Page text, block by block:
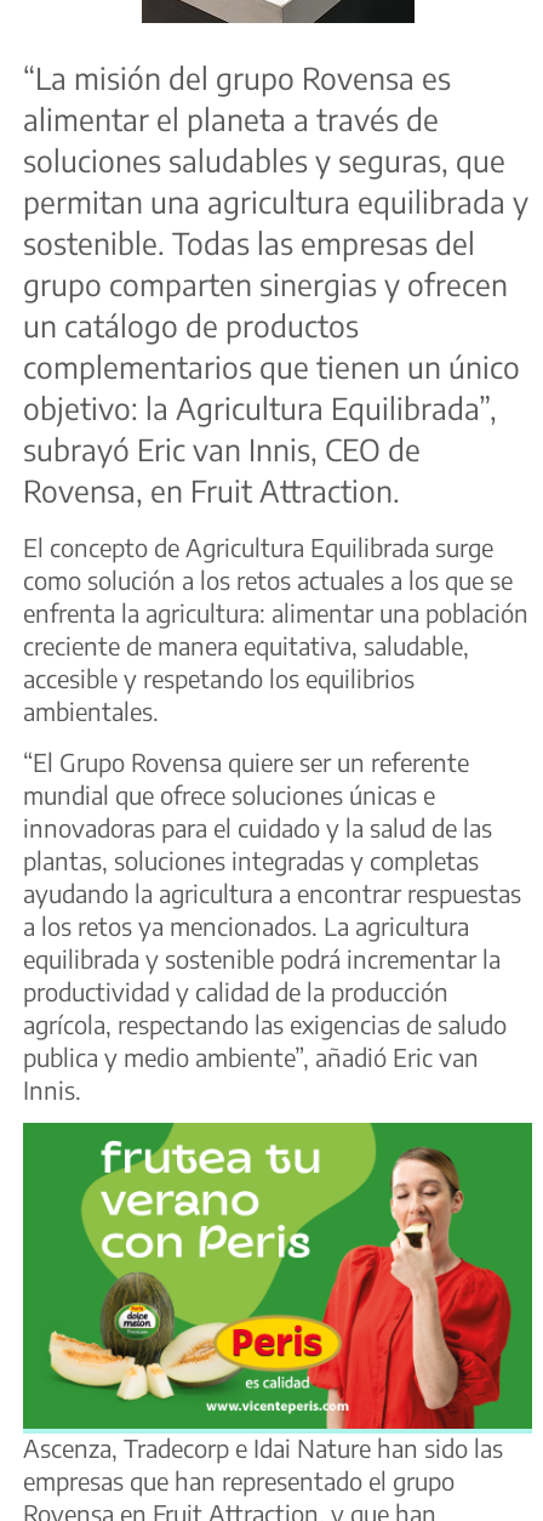
“La misión del grupo Rovensa es
alimentar el planeta a través de
soluciones saludables y seguras, que
permitan una agricultura equilibrada y
sostenible. Todas las empresas del
grupo comparten sinergias y ofrecen
un catálogo de productos
complementarios que tienen un único
objetivo: la Agricultura Equilibrada”,
subrayó Eric van Innis, CEO de
Rovensa, en Fruit Attraction.
El concepto de Agricultura Equilibrada surge
como solución a los retos actuales a los que se
enfrenta la agricultura: alimentar una población
creciente de manera equitativa, saludable,
accesible y respetando los equilibrios
ambientales.
“El Grupo Rovensa quiere ser un referente
mundial que ofrece soluciones únicas e
innovadoras para el cuidado y la salud de las
plantas, soluciones integradas y completas
ayudando la agricultura a encontrar respuestas
a los retos ya mencionados. La agricultura
equilibrada y sostenible podrá incrementar la
productividad y calidad de la producción
agrícola, respectando las exigencias de saludo
publica y medio ambiente”, añadió Eric van
Innis.
Ascenza, Tradecorp e Idai Nature han sido las
empresas que han representado el grupo
Rovensa en Fruit Attraction, y que han